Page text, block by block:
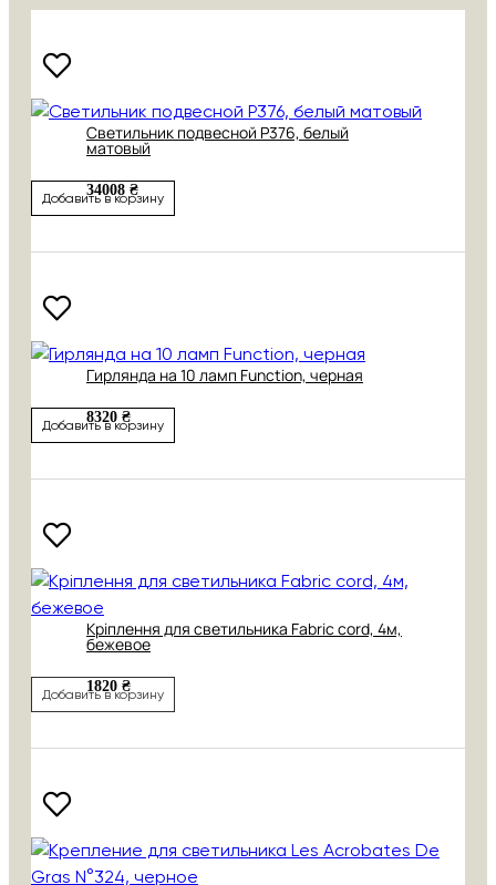
Cветильник подвесной P376, белый
матовый
34008 ₴
Добавить в корзину
Гирлянда на 10 ламп Function, черная
8320 ₴
Добавить в корзину
Кріплення для светильника Fabric cord, 4м,
бежевое
1820 ₴
Добавить в корзину